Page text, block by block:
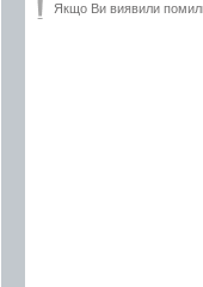
Якщо Ви виявили